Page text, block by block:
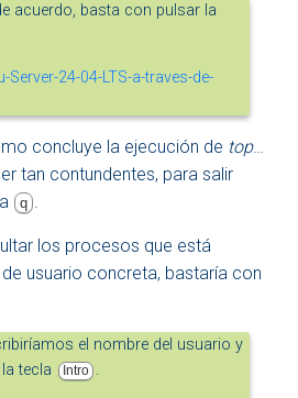
acuerdo, basta con pulsar la
concluye la ejecución de top…
tan contundentes, para salir
q .
los procesos que está
usuario concreta, bastaría con
el nombre del usuario y
tecla
Intro .